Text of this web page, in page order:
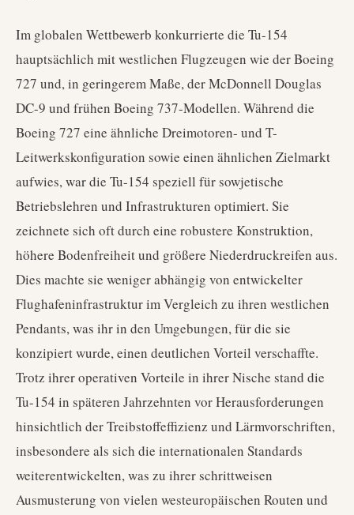
Im globalen Wettbewerb konkurrierte die Tu-154
hauptsächlich mit westlichen Flugzeugen wie der Boeing
727 und, in geringerem Maße, der McDonnell Douglas
DC-9 und frühen Boeing 737-Modellen. Während die
Boeing 727 eine ähnliche Dreimotoren- und T-
Leitwerkskonfiguration sowie einen ähnlichen Zielmarkt
aufwies, war die Tu-154 speziell für sowjetische
Betriebslehren und Infrastrukturen optimiert. Sie
zeichnete sich oft durch eine robustere Konstruktion,
höhere Bodenfreiheit und größere Niederdruckreifen aus.
Dies machte sie weniger abhängig von entwickelter
Flughafeninfrastruktur im Vergleich zu ihren westlichen
Pendants, was ihr in den Umgebungen, für die sie
konzipiert wurde, einen deutlichen Vorteil verschaffte.
Trotz ihrer operativen Vorteile in ihrer Nische stand die
Tu-154 in späteren Jahrzehnten vor Herausforderungen
hinsichtlich der Treibstoffeffizienz und Lärmvorschriften,
insbesondere als sich die internationalen Standards
weiterentwickelten, was zu ihrer schrittweisen
Ausmusterung von vielen westeuropäischen Routen und